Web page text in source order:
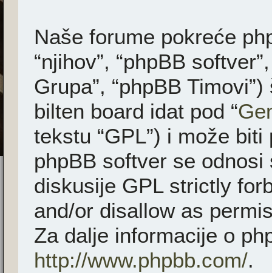
Naše forume pokreće
“njihov”, “phpBB
Grupa”, “phpBB
bilten board idat pod “
tekstu “GPL”) i može
phpBB softver se
diskusije GPL strictly
and/or disallow as
Za dalje informacije o
http://www.phpbb.com/.